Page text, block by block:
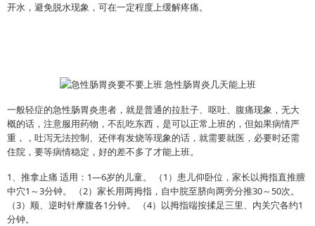
开水，避免脱水现象，可在一定程度上缓解疼痛。
一般轻症的急性肠胃炎患者，就是普通的拉肚子、呕吐、腹痛现象，无大
概的话，注意服用药物，不乱吃东西，是可以正常上班的，但如果病情严
重，，吐泻无法控制、还伴有发烧等现象的话，就需要就医，必要时还需
住院，要等病情稳定，好的差不多了才能上班。
1、推拿止痛 适用：1—6岁的儿童。 （1）患儿仰卧位，家长以拇指直推膻
中穴1～3分钟。 （2）家长用两拇指，自中脘至脐向两旁分推30～50次。
（3）顺、逆时针摩腹各1分钟。 （4）以拇指端按揉足三里、内关穴各约1
分钟。